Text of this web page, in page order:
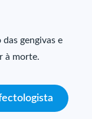
gengivas e
à morte.